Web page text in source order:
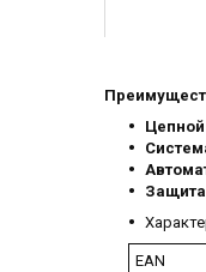
Защита
EAN